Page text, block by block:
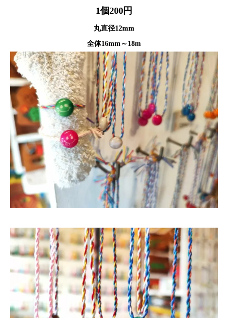
1個200円
丸直径12mm
全体16mm～18m